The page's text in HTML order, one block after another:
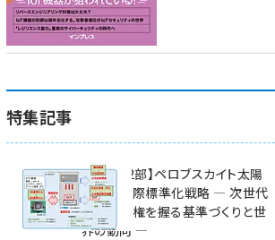
特集記事
特集【第2部】ペロブスカイト太陽
電池の国際標準化戦略 ― 次世代
市場の覇権を握る基準づくりと世
界の動向 ―